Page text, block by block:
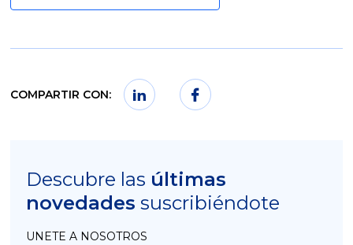
COMPARTIR CON:
Descubre las últimas
novedades suscribiéndote
UNETE A NOSOTROS